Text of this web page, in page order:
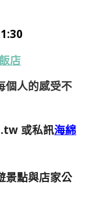
店
個人的感受不
或私訊海綿
景點與店家公